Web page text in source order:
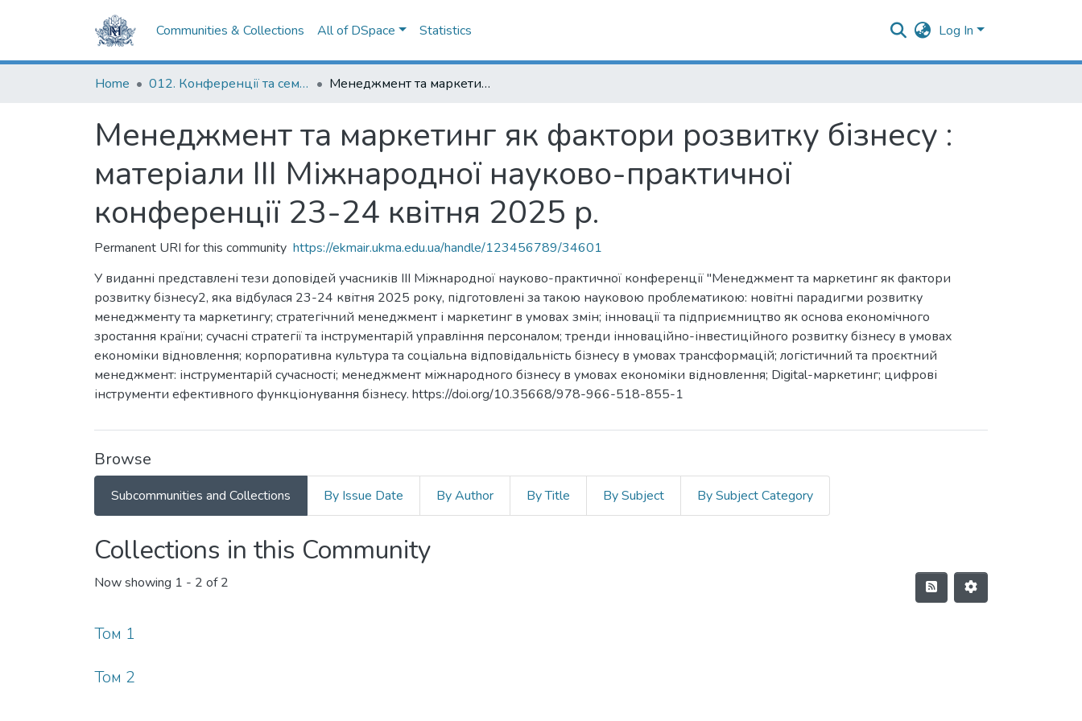
Communities & Collections All of DSpace Statistics Log In
Home 012. Конференції та семінари НаУКМА Менеджмент та маркетинг як фактори розвитку бізнесу : матеріали III Міжнародної науково-практичної конференції 23-24 квітня 2025 р.
Менеджмент та маркетинг як фактори розвитку бізнесу :
матеріали III Міжнародної науково-практичної
конференції 23-24 квітня 2025 р.
Permanent URI for this community https://ekmair.ukma.edu.ua/handle/123456789/34601
У виданні представлені тези доповідей учасників ІІІ Міжнародної науково-практичної конференції "Менеджмент та маркетинг як фактори
розвитку бізнесу2, яка відбулася 23-24 квітня 2025 року, підготовлені за такою науковою проблематикою: новітні парадигми розвитку
менеджменту та маркетингу; стратегічний менеджмент і маркетинг в умовах змін; інновації та підприємництво як основа економічного
зростання країни; сучасні стратегії та інструментарій управління персоналом; тренди інноваційно-інвестиційного розвитку бізнесу в умовах
економіки відновлення; корпоративна культура та соціальна відповідальність бізнесу в умовах трансформацій; логістичний та проєктний
менеджмент: інструментарій сучасності; менеджмент міжнародного бізнесу в умовах економіки відновлення; Digital-маркетинг; цифрові
інструменти ефективного функціонування бізнесу. https://doi.org/10.35668/978-966-518-855-1
Browse
Subcommunities and Collections By Issue Date By Author By Title By Subject By Subject Category
Collections in this Community
Now showing 1 - 2 of 2
Том 1
Том 2